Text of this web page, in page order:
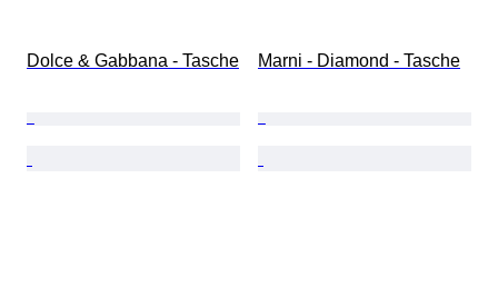
Dolce & Gabbana - Tasche Marni - Diamond - Tasche